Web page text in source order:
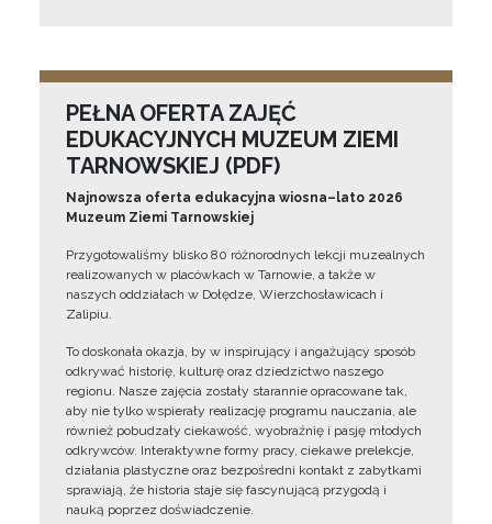
PEŁNA OFERTA ZAJĘĆ
EDUKACYJNYCH MUZEUM ZIEMI
TARNOWSKIEJ (PDF)
Najnowsza oferta edukacyjna wiosna–lato 2026
Muzeum Ziemi Tarnowskiej
Przygotowaliśmy blisko 80 różnorodnych lekcji muzealnych
realizowanych w placówkach w Tarnowie, a także w
naszych oddziałach w Dołędze, Wierzchosławicach i
Zalipiu.
To doskonała okazja, by w inspirujący i angażujący sposób
odkrywać historię, kulturę oraz dziedzictwo naszego
regionu. Nasze zajęcia zostały starannie opracowane tak,
aby nie tylko wspierały realizację programu nauczania, ale
również pobudzały ciekawość, wyobraźnię i pasję młodych
odkrywców. Interaktywne formy pracy, ciekawe prelekcje,
działania plastyczne oraz bezpośredni kontakt z zabytkami
sprawiają, że historia staje się fascynującą przygodą i
nauką poprzez doświadczenie.